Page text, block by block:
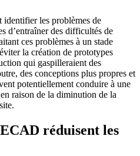
identifier les problèmes de
d’entraîner des difficultés de
ces problèmes à un stade
la création de prototypes
qui gaspilleraient des
des conceptions plus propres et
potentiellement conduire à une
raison de la diminution de la
réduisent les